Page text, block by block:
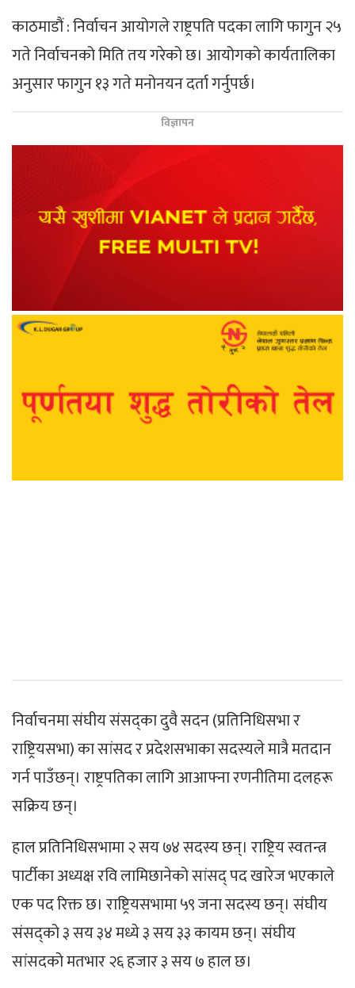
काठमाडौं : निर्वाचन आयोगले राष्ट्रपति पदका लागि फागुन २५
गते निर्वाचनको मिति तय गरेको छ। आयोगको कार्यतालिका
अनुसार फागुन १३ गते मनोनयन दर्ता गर्नुपर्छ।
विज्ञापन
निर्वाचनमा संघीय संसद्का दुवै सदन (प्रतिनिधिसभा र
राष्ट्रियसभा) का सांसद र प्रदेशसभाका सदस्यले मात्रै मतदान
गर्न पाउँछन्। राष्ट्रपतिका लागि आआफ्ना रणनीतिमा दलहरू
सक्रिय छन्।
हाल प्रतिनिधिसभामा २ सय ७४ सदस्य छन्। राष्ट्रिय स्वतन्त्र
पार्टीका अध्यक्ष रवि लामिछानेको सांसद् पद खारेज भएकाले
एक पद रिक्त छ। राष्ट्रियसभामा ५९ जना सदस्य छन्। संघीय
संसद्को ३ सय ३४ मध्ये ३ सय ३३ कायम छन्। संघीय
सांसदको मतभार २६ हजार ३ सय ७ हाल छ।